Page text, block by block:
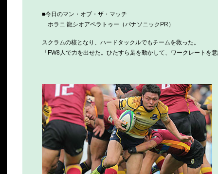
■今日のマン・オブ・ザ・マッチ
ホラニ 龍シオアペラトゥー（パナソニックPR）
スクラムの核となり、ハードタックルでもチームを救った。
「FW8人で力を出せた。ひたすら足を動かして、ワークレートを